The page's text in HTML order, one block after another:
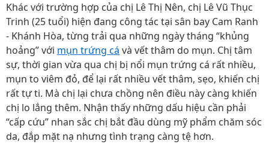
Khác với trường hợp của chị Lê Thị Nên, chị Lê Vũ Thục
Trinh (25 tuổi) hiện đang công tác tại sân bay Cam Ranh
- Khánh Hòa, từng trải qua những ngày tháng “khủng
hoảng” với mụn trứng cá và vết thâm do mụn. Chị tâm
sự, thời gian vừa qua chị bị nổi mụn trứng cá rất nhiều,
mụn to viêm đỏ, để lại rất nhiều vết thâm, sẹo, khiến chị
rất tự ti. Mà chị lại chưa chồng nên điều này càng khiến
chị lo lắng thêm. Nhận thấy những dấu hiệu cần phải
“cấp cứu” nhan sắc chị bắt đầu dùng mỹ phẩm chăm sóc
da, đắp mặt nạ nhưng tình trạng càng tệ hơn.